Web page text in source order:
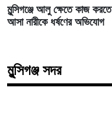
মুন্সিগঞ্জে আলু ক্ষেতে কাজ করতে
আসা নারীকে ধর্ষণের অভিযোগ
মুন্সিগঞ্জ সদর